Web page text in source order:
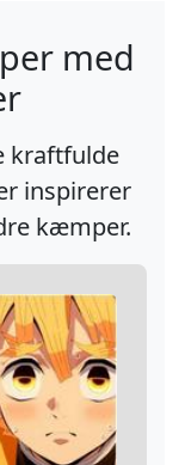
med
kraftfulde
inspirerer
kæmper.